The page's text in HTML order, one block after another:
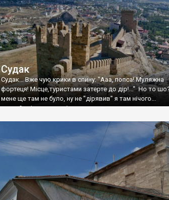
Судак
Судак... Вже чую крики в спину: "Ааа, попса! Муляжна
фортеця! Місце,туристами затерте до дір!..." Но то
мене ще там не було, ну не "дірявив" я там нічого...
принаймні до цього літа.